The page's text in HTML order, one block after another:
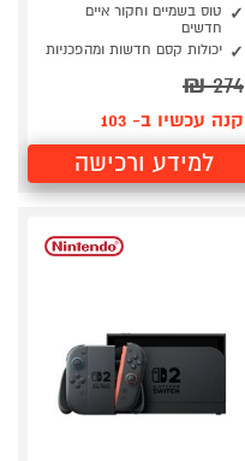
טוס בשמיים וחקור איים
חדשים
יכולות קסם חדשות ומהפכניות
274
₪
קנה עכשיו ב- 103
למידע ורכישה